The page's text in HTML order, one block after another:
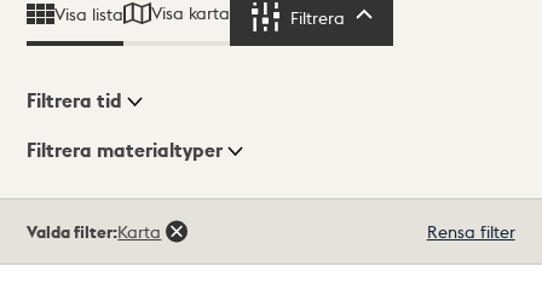
Visa lista Visa karta Filtrera
Visningsläge
Filtrera tid
Filtrera materialtyper
träffar
Valda filter:Karta Rensa filter